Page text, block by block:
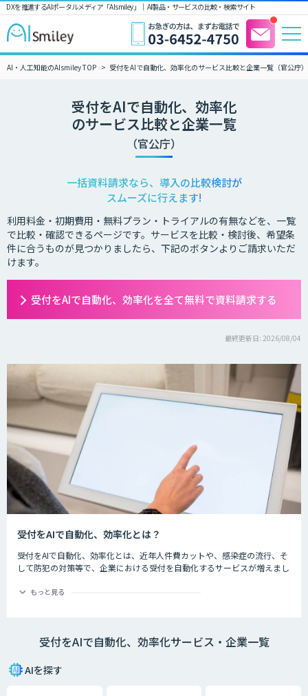
DXを推進するAIポータルメディア「AIsmiley」｜ AI製品・サービスの比較・検索サイト
AI・人工知能のAIsmiley TOP 受付をAIで自動化、効率化のサービス比較と企業一覧（官公庁）
受付をAIで自動化、効率化
のサービス比較と企業一覧
（官公庁）
一括資料請求なら、導入の比較検討が
スムーズに行えます!
利用料金・初期費用・無料プラン・トライアルの有無などを、一覧
で比較・確認できるページです。サービスを比較・検討後、希望条
件に合うものが見つかりましたら、下記のボタンよりご請求いただ
けます。
受付をAIで自動化、効率化を全て無料で資料請求する
最終更新日: 2026/08/04
受付をAIで自動化、効率化とは？
受付をAIで自動化、効率化とは、近年人件費カットや、感染症の流行、そ
して防犯の対策等で、企業における受付を自動化するサービスが増えまし
次受付を自動化し、対応時間なども改善します。
もっと見る
受付をAIで自動化、効率化サービス・企業一覧
AIを探す